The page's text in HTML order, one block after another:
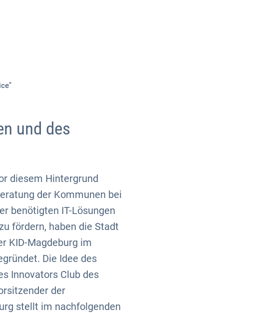
und des
diesem Hintergrund
der Kommunen bei
benötigten IT-Lösungen
fördern, haben die Stadt
KID-Magdeburg im
Die Idee des
Innovators Club des
der
stellt im nachfolgenden